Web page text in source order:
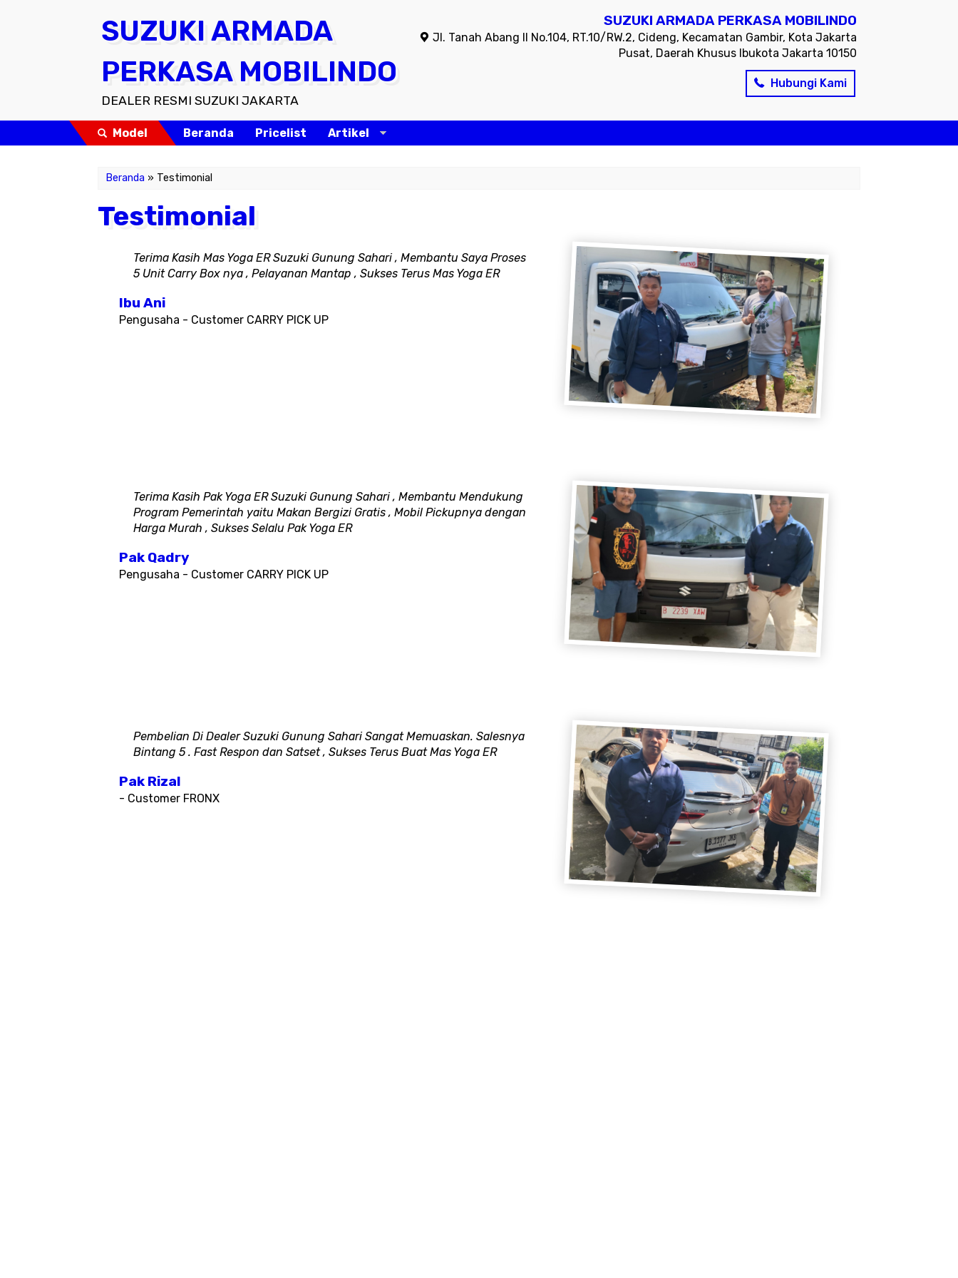
SUZUKI ARMADA
PERKASA MOBILINDO
DEALER RESMI SUZUKI JAKARTA
SUZUKI ARMADA PERKASA MOBILINDO
Jl. Tanah Abang II No.104, RT.10/RW.2, Cideng, Kecamatan Gambir, Kota Jakarta
Pusat, Daerah Khusus Ibukota Jakarta 10150
Hubungi Kami
Model Beranda Pricelist Artikel
Beranda » Testimonial
Testimonial
Terima Kasih Mas Yoga ER Suzuki Gunung Sahari , Membantu Saya Proses
5 Unit Carry Box nya , Pelayanan Mantap , Sukses Terus Mas Yoga ER
Ibu Ani
Pengusaha - Customer CARRY PICK UP
Terima Kasih Pak Yoga ER Suzuki Gunung Sahari , Membantu Mendukung
Program Pemerintah yaitu Makan Bergizi Gratis , Mobil Pickupnya dengan
Harga Murah , Sukses Selalu Pak Yoga ER
Pak Qadry
Pengusaha - Customer CARRY PICK UP
Pembelian Di Dealer Suzuki Gunung Sahari Sangat Memuaskan. Salesnya
Bintang 5 . Fast Respon dan Satset , Sukses Terus Buat Mas Yoga ER
Pak Rizal
- Customer FRONX